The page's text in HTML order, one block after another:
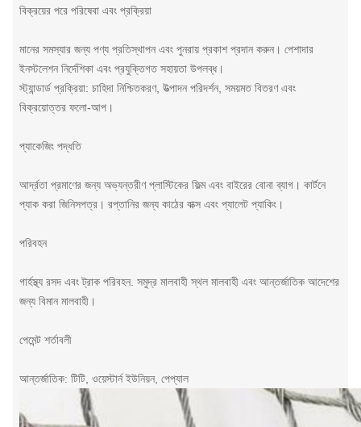
বিক্রয়ের পরে পরিষেবা এবং প্রক্রিয়া
মানের সমস্যার জন্য পণ্য প্রতিস্থাপন এবং পুনরায় প্রকাশ প্রদান করুন। পেশাদার
ইনস্টলেশন নির্দেশিকা এবং প্রযুক্তিগত সহায়তা উপলব্ধ।
স্ট্যান্ডার্ড প্রক্রিয়া: চাহিদা নিশ্চিতকরণ, উত্পাদন পরিদর্শন, সময়মত বিতরণ এবং
বিক্রয়োত্তর ফলো-আপ।
প্যাকেজিং পদ্ধতি
আর্দ্রতা প্রমাণের জন্য অভ্যন্তরীণ প্লাস্টিকের ফিল্ম এবং বাইরের বোনা ব্যাগ। কার্টনে
প্যাক করা জিনিসপত্র। রপ্তানির জন্য কাঠের বাক্স এবং প্যালেট প্যাকিং।
পরিবহন
গার্হস্থ্য রসদ এবং ট্রাক পরিবহন. সমুদ্র মালবাহী স্থল মালবাহী এবং আন্তর্জাতিক আদেশের
জন্য বিমান মালবাহী।
পেমেন্ট শর্তাবলী
আন্তর্জাতিক: টিটি, ওয়েস্টার্ন ইউনিয়ন, পেপ্যাল